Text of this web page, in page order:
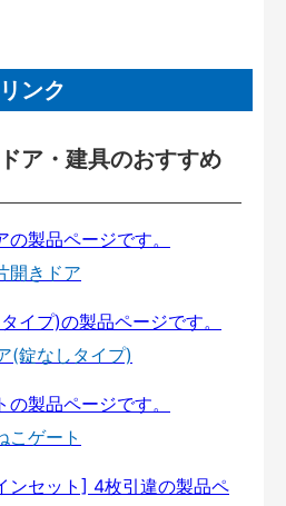
ンク
ア・建具のおすすめ
開きドア
(錠なしタイプ)
こゲート